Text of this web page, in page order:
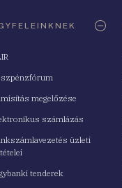
megelőzése
számlázás
üzleti
tenderek